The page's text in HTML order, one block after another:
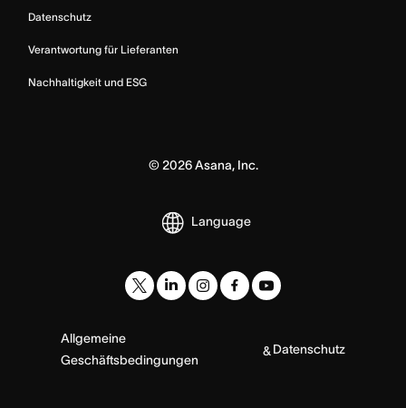
Datenschutz
Verantwortung für Lieferanten
Nachhaltigkeit und ESG
© 2026Asana, Inc.
Language
Allgemeine
Geschäftsbedingungen
& Datenschutz